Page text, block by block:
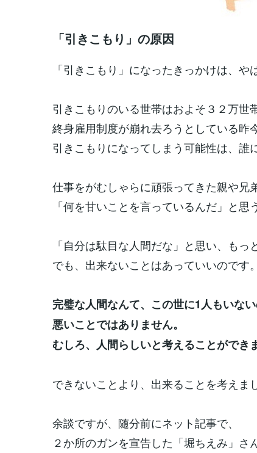
「引きこもり」の原因
「引きこもり」になったきっかけは、
引きこもりのいる世帯はおよそ３２万世
終身雇用制度が崩れ去ろうとしている昨
引きこもりになってしまう可能性は、誰
仕事をがむしゃらに頑張ってきた親や兄
「何を甘いことを言っているんだ」と思
「自分は駄目な人間だな」と思い、も
でも、出来ないことはあっていいのです。
完璧な人間なんて、この世に1人もいない
悪いことではありません。
むしろ、人間らしいと考えることができ
できないことより、出来ることを考えま
余談ですが、随分前にネット記事で、
２か所のガンを宣告した「堀ちえみ」さ